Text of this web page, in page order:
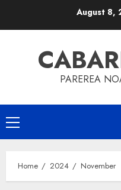
August 8,
PAREREA
Primary
Menu
Home 2024 November